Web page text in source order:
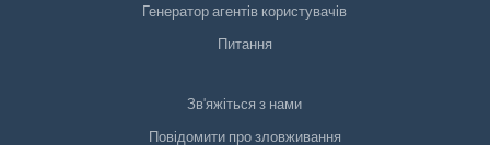
Генератор агентів користувачів
Питання
Зв'яжіться з нами
Повідомити про зловживання